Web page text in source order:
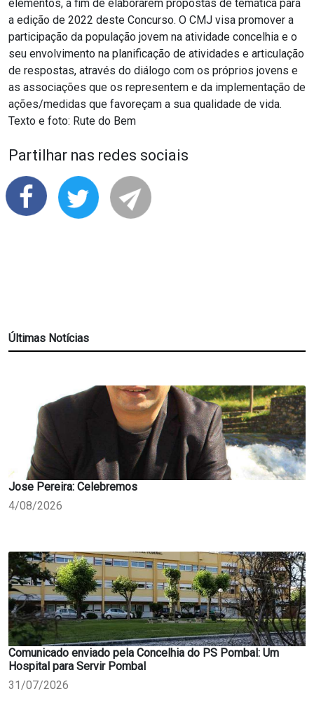
elementos, a fim de elaborarem propostas de temática para
a edição de 2022 deste Concurso. O CMJ visa promover a
participação da população jovem na atividade concelhia e o
seu envolvimento na planificação de atividades e articulação
de respostas, através do diálogo com os próprios jovens e
as associações que os representem e da implementação de
ações/medidas que favoreçam a sua qualidade de vida.
Texto e foto: Rute do Bem
Partilhar nas redes sociais
Últimas Notícias
Jose Pereira: Celebremos
4/08/2026
Comunicado enviado pela Concelhia do PS Pombal: Um
Hospital para Servir Pombal
31/07/2026